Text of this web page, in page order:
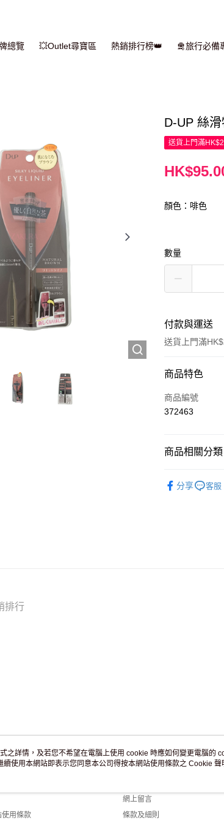
總覽 💥Outlet尋寶區 熱銷排行榜👑 🛅旅行必備
D-UP 絲
送貨上門滿
顏色：啡色
數量
付款與運送
送貨上門滿
付款方式
信用卡
商品特色
商品編號
372463
商品相關分
分享
客服
排行
用條款
客戶服務
網上留言
條款及細則
之詳情，及若您不希望在電腦上使用 cookie 時應如何變更電腦的
續使用本網站即表示您同意本公司得按本網站使用條款之 Cookie 聲